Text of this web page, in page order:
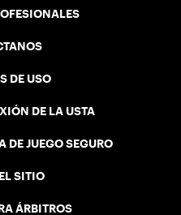
DE USO
DE LA USTA
DE JUEGO SEGURO
SITIO
ÁRBITROS